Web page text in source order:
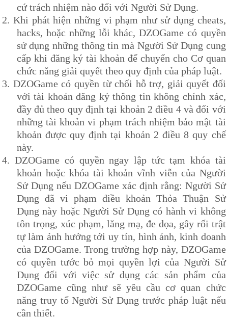
cứ trách nhiệm nào đối với Người Sử Dụng.
2. Khi phát hiện những vi phạm như sử dụng cheats,
hacks, hoặc những lỗi khác,DZOGame có quyền
sử dụng những thông tin mà Người Sử Dụng cung
cấp khi đăng ký tài khoản để chuyển cho Cơ quan
chức năng giải quyết theo quy định của pháp luật.
3. DZOGame có quyền từ chối hỗ trợ, giải quyết đối
với tài khoản đăng ký thông tin không chính xác,
đầy đủ theo quy định tại khoản 2 điều 4 và đối với
những tài khoản vi phạm trách nhiệm bảo mật tài
khoản được quy định tại khoản 2 điều 8 quy chế
này.
4. DZOGame có quyền ngay lập tức tạm khóa tài
khoản hoặc khóa tài khoản vĩnh viễn của Người
Sử Dụng nếu DZOGame xác định rằng: Người Sử
Dụng đã vi phạm điều khoản Thỏa Thuận Sử
Dụng này hoặc Người Sử Dụng có hành vi không
tôn trọng, xúc phạm, lăng mạ, đe dọa, gây rối trật
tự làm ảnh hưởng tới uy tín, hình ảnh, kinh doanh
của DZOGame. Trong trường hợp này, DZOGame
có quyền tước bỏ mọi quyền lợi của Người Sử
Dụng đối với việc sử dụng các sản phẩm của
DZOGame cũng như sẽ yêu cầu cơ quan chức
năng truy tố Người Sử Dụng trước pháp luật nếu
cần thiết.